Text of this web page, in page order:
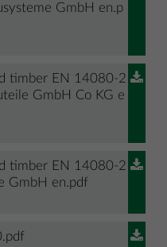
GmbH en.p
timber EN 14080-2
GmbH Co KG e
timber EN 14080-2
GmbH en.pdf